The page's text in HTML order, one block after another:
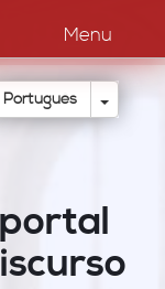
Menu
Português Toggle